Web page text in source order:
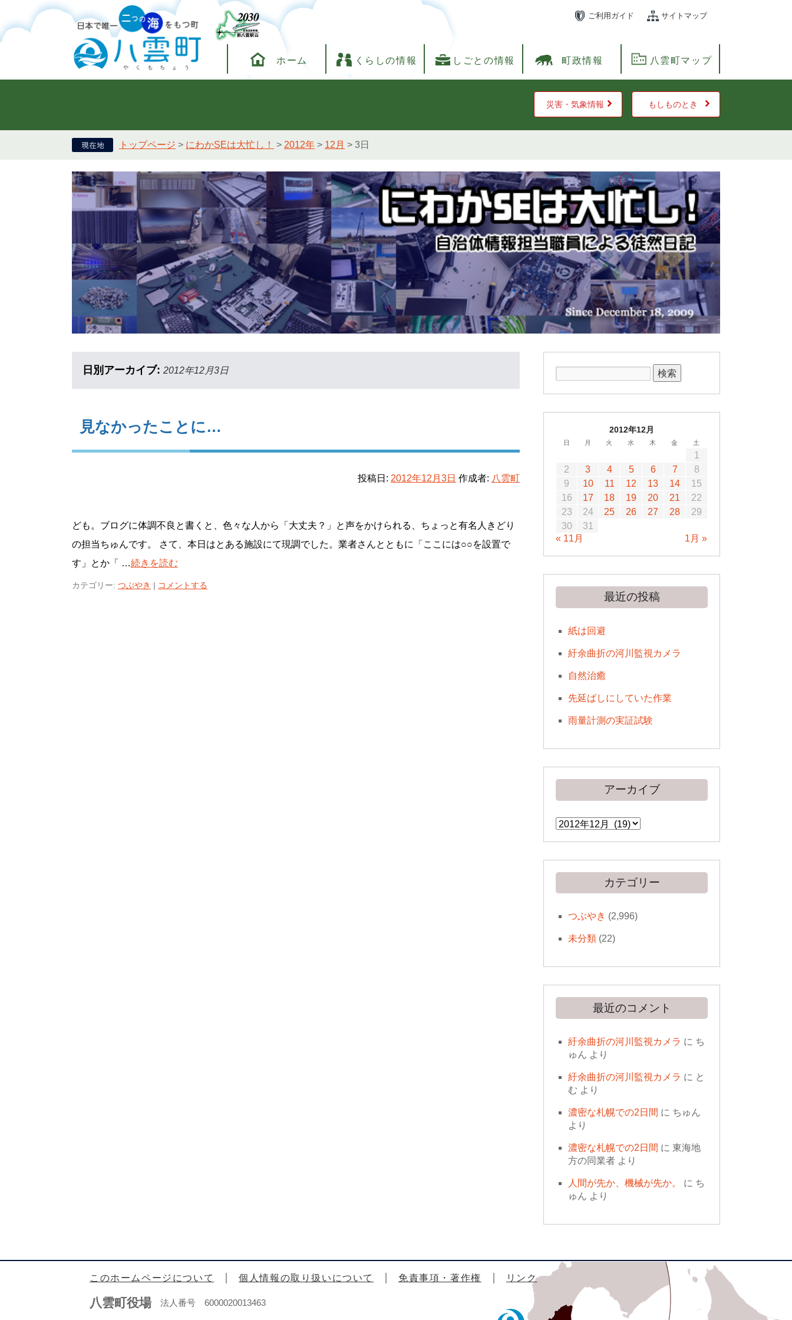
ご利用ガイド サイトマップ
ホーム くらしの情報 しごとの情報 町政情報 八雲町マップ
災害・気象情報 もしものとき
トップページ > にわかSEは大忙し！ > 2012年 > 12月 > 3日
日別アーカイブ: 2012年12月3日
見なかったことに…
投稿日: 2012年12月3日 作成者: 八雲町
ども。ブログに体調不良と書くと、色々な人から「大丈夫？」と声をかけられる、ちょっと有名人きどり
の担当ちゅんです。 さて、本日はとある施設にて現調でした。業者さんとともに「ここには○○を設置で
す」とか「 …続きを読む
カテゴリー: つぶやき | コメントする
2012年12月
日 月 火 水 木 金 土
1
2
3 4 5 6 7
8
9
10 11 12 13 14
15
16
17 18 19 20 21
22
23
24 25 26 27 28
29
30
31
« 11月
1月 »
最近の投稿
紙は回避
紆余曲折の河川監視カメラ
自然治癒
先延ばしにしていた作業
雨量計測の実証試験
アーカイブ
ア
ー
カ
カテゴリー
つぶやき (2,996)
未分類(22)
最近のコメント
紆余曲折の河川監視カメラ に ち
ゅん より
紆余曲折の河川監視カメラ に と
む より
濃密な札幌での2日間 に ちゅん
より
濃密な札幌での2日間 に 東海地
方の同業者より
人間が先か、機械が先か。 に ち
ゅん より
このホームページについて 個人情報の取り扱いについて 免責事項・著作権 リンク
八雲町役場法人番号 6000020013463